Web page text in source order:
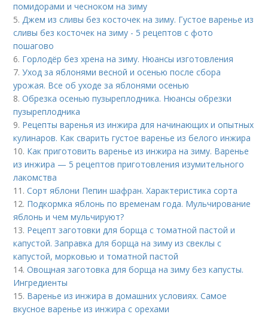
помидорами и чесноком на зиму
5.Джем из сливы без косточек на зиму. Густое варенье из
сливы без косточек на зиму - 5 рецептов с фото
пошагово
6. Горлодёр без хрена на зиму. Нюансы изготовления
7.Уход за яблонями весной и осенью после сбора
урожая. Все об уходе за яблонями осенью
8.Обрезка осенью пузыреплодника. Нюансы обрезки
пузыреплодника
9. Рецепты варенья из инжира для начинающих и опытных
кулинаров. Как сварить густое варенье из белого инжира
10. Как приготовить варенье из инжира на зиму. Варенье
из инжира — 5 рецептов приготовления изумительного
лакомства
11.Сорт яблони Пепин шафран. Характеристика сорта
12. Подкормка яблонь по временам года. Мульчирование
яблонь и чем мульчируют?
13. Рецепт заготовки для борща с томатной пастой и
капустой. Заправка для борща на зиму из свеклы с
капустой, морковью и томатной пастой
14.Овощная заготовка для борща на зиму без капусты.
Ингредиенты
15. Варенье из инжира в домашних условиях. Самое
вкусное варенье из инжира с орехами